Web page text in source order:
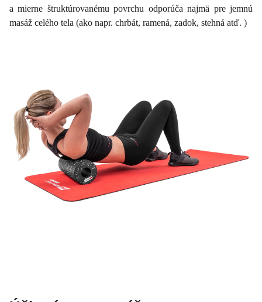
a mierne štruktúrovanému povrchu odporúča najmä pre jemnú
masáž celého tela (ako napr. chrbát, ramená, zadok, stehná atď. )